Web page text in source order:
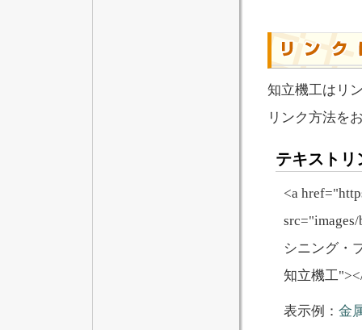
知立機工はリ
リンク方法を
テキストリ
<a
シニング・
知立機工
表示例： 金